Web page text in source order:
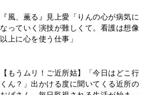
『風、薫る』見上愛「りんの心が病気に
なっていく演技が難しくて。看護は想像
以上に心を使う仕事」
【もうムリ！ご近所姑】「今日はどこ行
くん？」出かける度に聞いてくる近所の